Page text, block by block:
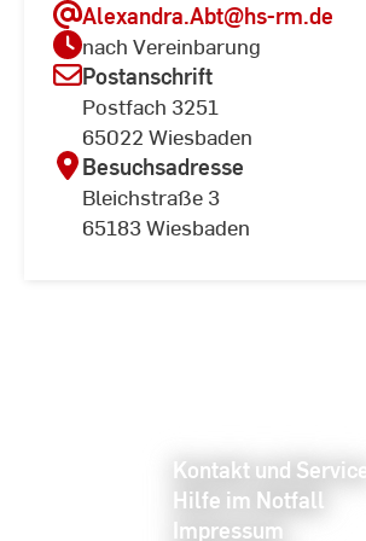
Alexandra.Abt@hs-rm.de
nach Vereinbarung
Postanschrift
Postfach 3251
65022 Wiesbaden
Besuchsadresse
Bleichstraße 3
65183 Wiesbaden
Kontakt und Service
Hilfe im Notfall
Impressum